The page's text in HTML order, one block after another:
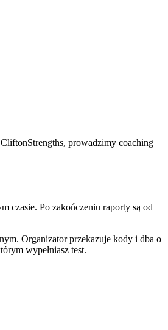
prowadzimy coaching
czasie. Po zakończeniu raporty są od
Organizator przekazuje kody i dba o
wypełniasz test.